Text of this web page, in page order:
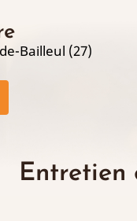
Bailleul (27)
Entretien